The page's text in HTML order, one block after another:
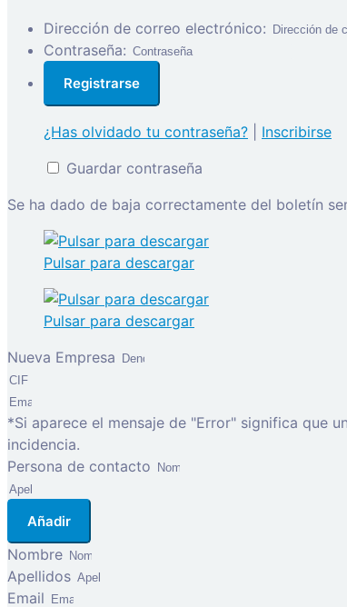
Dirección de correo electrónico:
Contraseña:
¿Has olvidado tu contraseña?
Inscribirse
Guardar contraseña
Se ha dado de baja correctamente del boletín
Pulsar para descargar
Pulsar para descargar
Nueva Empresa
*Si aparece el mensaje de "Error" significa que
incidencia.
Persona de contacto
Añadir
Nombre
Apellidos
Email